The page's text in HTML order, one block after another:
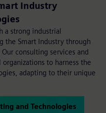
Industry
a strong industrial
the Smart Industry through
consulting services and
to harness the
adapting to their unique
and Technologies